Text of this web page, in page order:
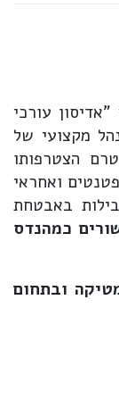
עורכי
מקצועי של
מהשנה בה נפתח, ב-2007. טרם הצטרפותו
ואחראי
באבטחת
כמהנדס
ובתחום